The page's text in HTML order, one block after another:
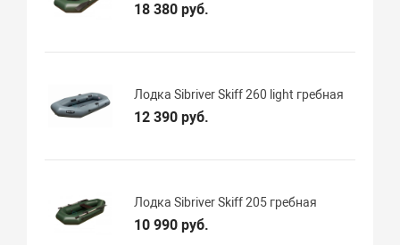
18 380 руб.
Лодка Sibriver Skiff 260 light гребная
12 390 руб.
Лодка Sibriver Skiff 205 гребная
10 990 руб.